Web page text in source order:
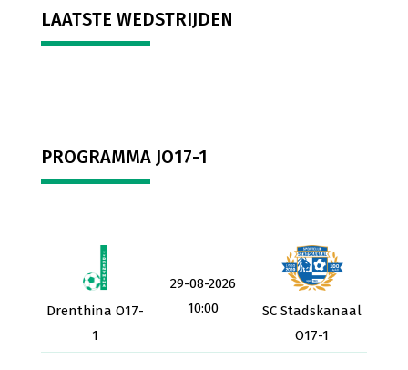
LAATSTE WEDSTRIJDEN
PROGRAMMA JO17-1
Drenthina O17-
1
29-08-2026
10:00
SC Stadskanaal
O17-1